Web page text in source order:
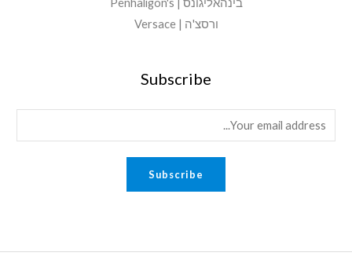
בינהאליגונס | Penhaligon's
ורסצ'ה | Versace
Subscribe
m
Subscribe